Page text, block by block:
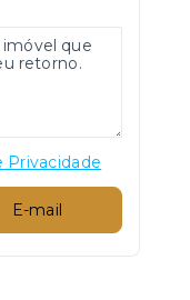
Privacidade
E-mail